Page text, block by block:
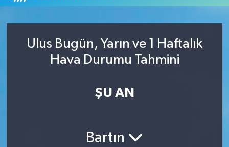
Ulus Bugün, Yarın ve 1 Haftalık
Hava Durumu Tahmini
ŞU AN
Bartın
Bolu Trafik Yoğunluk Haritası
Süper Lig Puan Durumu ve Fikstür